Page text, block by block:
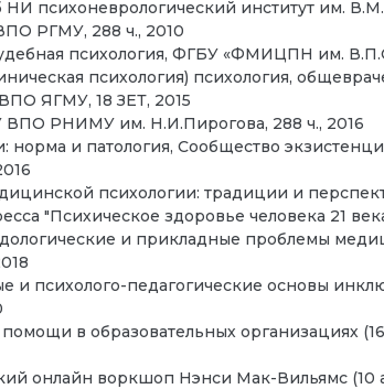
психоневрологический институт им.
РГМУ, 288 ч., 2010
психология, ФГБУ «ФМИЦПН им.
психология) психология,
ЯГМУ, 18 ЗЕТ, 2015
ВПО РНИМУ им. Н.И.Пирогова, 288 ч., 2016
и патология, Сообщество
психологии: традиции и
"Психическое здоровье человека 21
и прикладные проблемы
и психолого-педагогические основы
в образовательных организациях
онлайн воркшоп Нэнси Мак-Вильямс (10